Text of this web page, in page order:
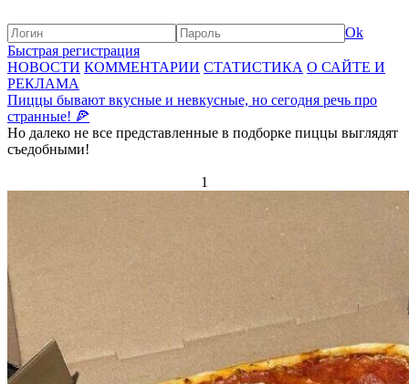
Ok
Быстрая регистрация
НОВОСТИ КОММЕНТАРИИ СТАТИСТИКА О САЙТЕ И
РЕКЛАМА
Пиццы бывают вкусные и невкусные, но сегодня речь про
странные! 🍕
Но далеко не все представленные в подборке пиццы выглядят
съедобными!
1